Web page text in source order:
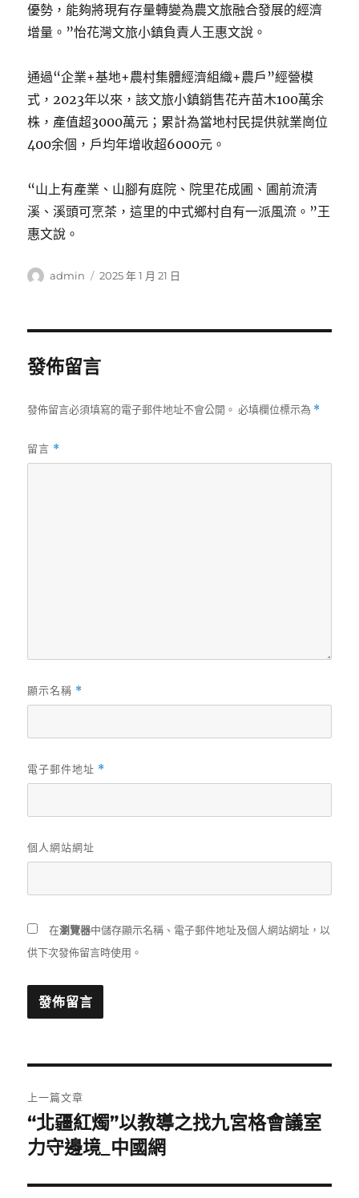
優勢，能夠將現有存量轉變為農文旅融合發展的經濟
增量。”怡花灣文旅小鎮負責人王惠文說。
通過“企業+基地+農村集體經濟組織+農戶”經營模
式，2023年以來，該文旅小鎮銷售花卉苗木100萬余
株，產值超3000萬元；累計為當地村民提供就業崗位
400余個，戶均年增收超6000元。
“山上有產業、山腳有庭院、院里花成圃、圃前流清
溪、溪頭可烹茶，這里的中式鄉村自有一派風流。”王
惠文說。
作
admin
發
2025 年 1 月 21 日
發佈留言
發佈留言必須填寫的電子郵件地址不會公開。 必填欄位標示為 *
留言 *
顯示名稱 *
電子郵件地址 *
個人網站網址
在瀏覽器中儲存顯示名稱、電子郵件地址及個人網站網址，以
供下次發佈留言時使用。
章
導
覽
上一篇文章
上
一
文
“北疆紅燭”以教導之找九宮格會議室
力守邊境_中國網